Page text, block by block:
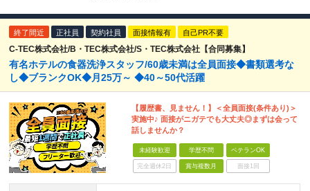
終了間近 正社員 契約社員 面接情報有 自己PR不要
C-TEC株式会社/B・TEC株式会社/S・TEC株式会社【合同募集】
有名ホテルの食器洗浄スタッフ/60歳未満は全員面接◆書類選考な
し◆ブランクOK◆月25万～ ◆40～50代活躍
【履歴書、見ません！】＜全員面接(条件あり)＞
実施中♪ 面接がニガテでも大丈夫◎まずは会って
話しませんか？
未経験歓迎 学歴不問 ベテランOK
完全週休2日 賞与複数月 面接1回